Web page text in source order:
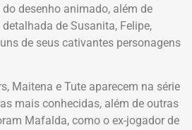
desenho animado, além de
de Susanita, Felipe,
de seus cativantes personagens
Maitena e Tute aparecem na série
mais conhecidas, além de outras
Mafalda, como o ex-jogador de